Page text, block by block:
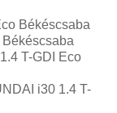
Békéscsaba
T-GDI Eco
i30 1.4 T-